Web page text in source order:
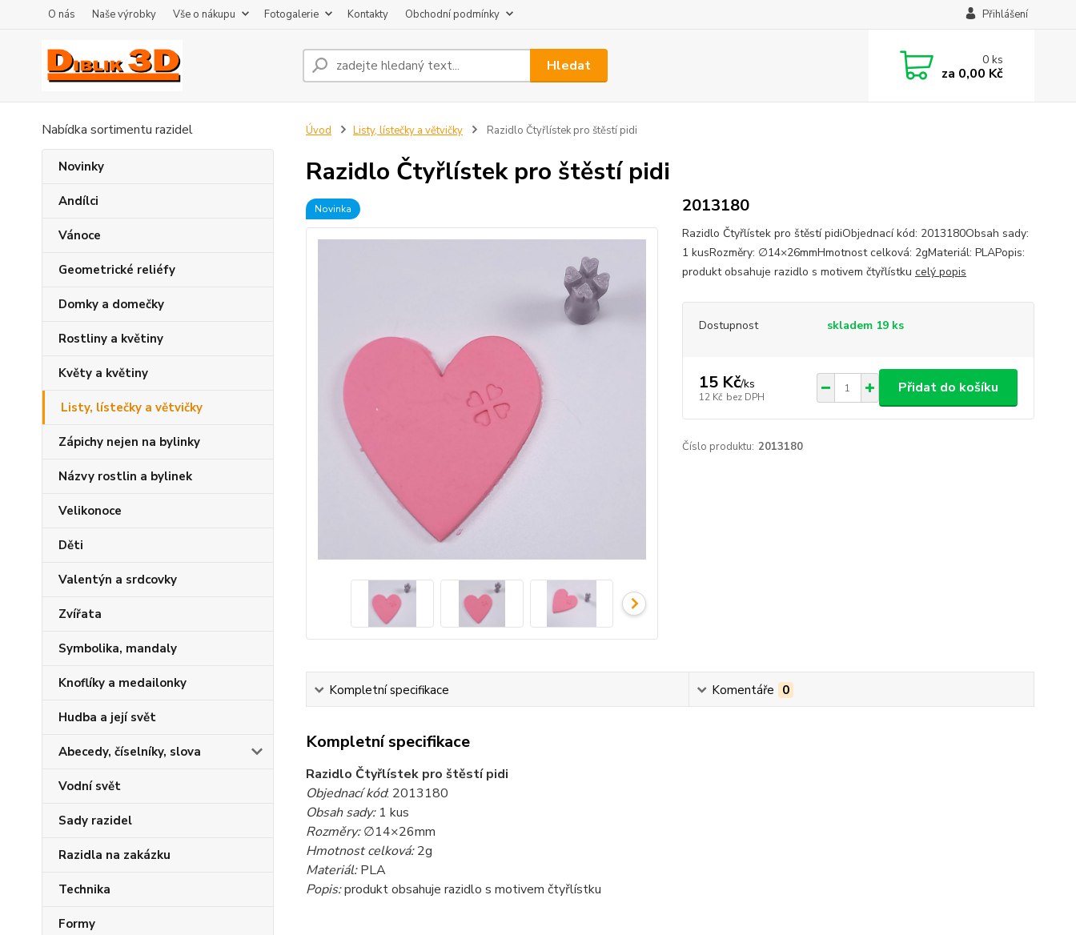
O nás Naše výrobky Vše o nákupu Fotogalerie Kontakty Obchodní podmínky Přihlášení
Hledat 0ks
za 0,00 Kč
Nabídka sortimentu razidel
Novinky
Andílci
Vánoce
Geometrické reliéfy
Domky a domečky
Rostliny a květiny
Květy a květiny
Listy, lístečky a větvičky
Zápichy nejen na bylinky
Názvy rostlin a bylinek
Velikonoce
Děti
Valentýn a srdcovky
Zvířata
Symbolika, mandaly
Knoflíky a medailonky
Hudba a její svět
Abecedy, číselníky, slova
Vodní svět
Sady razidel
Razidla na zakázku
Technika
Formy
Úvod Listy, lístečky a větvičky Razidlo Čtyřlístek pro štěstí pidi
Razidlo Čtyřlístek pro štěstí pidi
Novinka 2013180
Razidlo Čtyřlístek pro štěstí pidiObjednací kód: 2013180Obsah sady:
1 kusRozměry: ∅14×26mmHmotnost celková: 2gMateriál: PLAPopis:
produkt obsahuje razidlo s motivem čtyřlístku celý popis
Dostupnost skladem 19 ks
15 Kč/ks
12 Kč bez DPH
Přidat do košíku
Číslo produktu: 2013180
Kompletní specifikace Komentáře 0
Kompletní specifikace
Razidlo Čtyřlístek pro štěstí pidi
Objednací kód: 2013180
Obsah sady:1 kus
Rozměry:∅14×26mm
Hmotnost celková:2g
Materiál:PLA
Popis:produkt obsahuje razidlo s motivem čtyřlístku